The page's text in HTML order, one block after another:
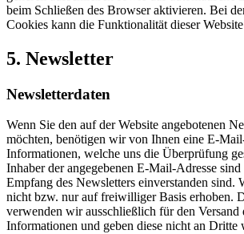
beim Schließen des Browser aktivieren. Bei
Cookies kann die Funktionalität dieser
5. Newsletter
Newsletterdaten
Wenn Sie den auf der Website angebotenen
möchten, benötigen wir von Ihnen eine E-
Informationen, welche uns die Überprüfung
Inhaber der angegebenen E-Mail-Adresse
Empfang des Newsletters einverstanden sind.
nicht bzw. nur auf freiwilliger Basis erhoben.
verwenden wir ausschließlich für den Versand
Informationen und geben diese nicht an Dritte